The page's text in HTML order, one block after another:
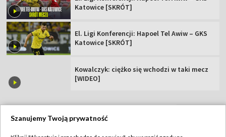
Katowice [SKRÓT]
El. Ligi Konferencji: Hapoel Tel Awiw – GKS
Katowice [SKRÓT]
Kowalczyk: ciężko się wchodzi w taki mecz
[WIDEO]
TVP
Szanujemy Twoją prywatność